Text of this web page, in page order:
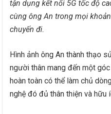
tận dụng kết nối 5G tốc độ
cùng ông An trong mọi
chuyến đi.
Hình ảnh ông An thành thạo
người thân mang đến một
hoàn toàn có thể làm chủ
nghệ đó đủ thân thiện và hữu